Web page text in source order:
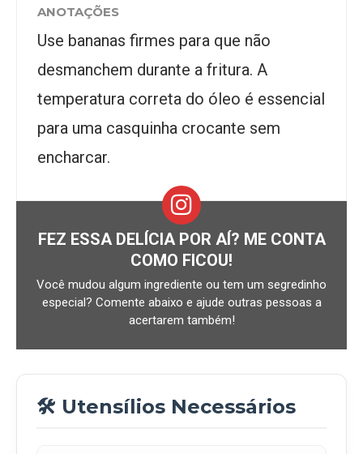
ANOTAÇÕES
Use bananas firmes para que não
desmanchem durante a fritura. A
temperatura correta do óleo é essencial
para uma casquinha crocante sem
encharcar.
FEZ ESSA DELÍCIA POR AÍ? ME CONTA
COMO FICOU!
Você mudou algum ingrediente ou tem um segredinho
especial? Comente abaixo e ajude outras pessoas a
acertarem também!
🛠️ Utensílios Necessários